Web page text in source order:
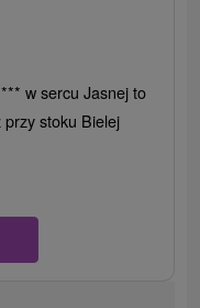
w sercu Jasnej to
stoku Bielej